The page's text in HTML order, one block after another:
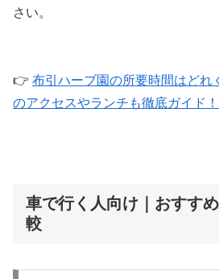
さい。
👉 布引ハーブ園の所要時間はどれ
のアクセスやランチも徹底ガイド！
車で行く人向け｜おすす
較